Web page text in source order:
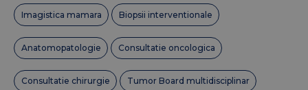
Imagistica mamara Biopsii interventionale
Anatomopatologie Consultatie oncologica
Consultatie chirurgie Tumor Board multidisciplinar